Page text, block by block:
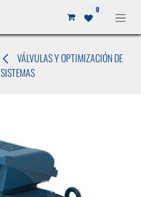
0
VÁLVULAS Y OPTIMIZACIÓN DE
SISTEMAS